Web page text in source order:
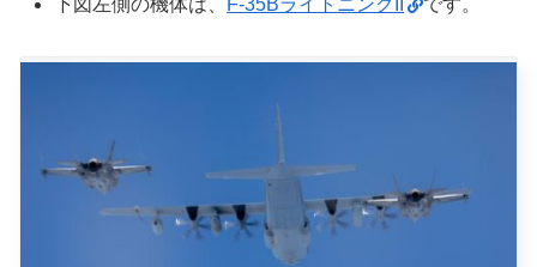
下図左側の機体は、 F-35BライトニングII です。